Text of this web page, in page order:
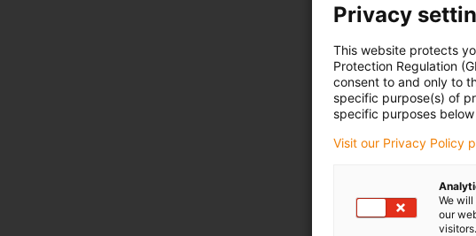
Privacy
This website protects
Protection Regulation
consent to and only to
specific purpose(s) of
specific purposes
Visit our Privacy Policy
We
our
visitors.